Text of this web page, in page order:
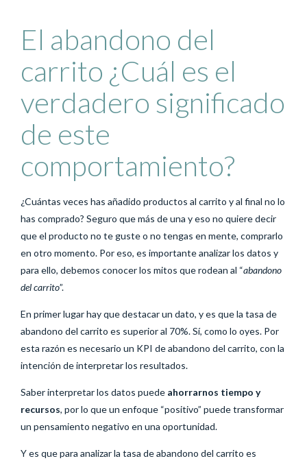
El abandono del
carrito ¿Cuál es el
verdadero significado
de este
comportamiento?
¿Cuántas veces has añadido productos al carrito y al final no lo
has comprado? Seguro que más de una y eso no quiere decir
que el producto no te guste o no tengas en mente, comprarlo
en otro momento. Por eso, es importante analizar los datos y
para ello, debemos conocer los mitos que rodean al “abandono
del carrito”.
En primer lugar hay que destacar un dato, y es que la tasa de
abandono del carrito es superior al 70%. Sí, como lo oyes. Por
esta razón es necesario un KPI de abandono del carrito, con la
intención de interpretar los resultados.
Saber interpretar los datos puede ahorrarnos tiempo y
recursos, por lo que un enfoque “positivo” puede transformar
un pensamiento negativo en una oportunidad.
Y es que para analizar la tasa de abandono del carrito es